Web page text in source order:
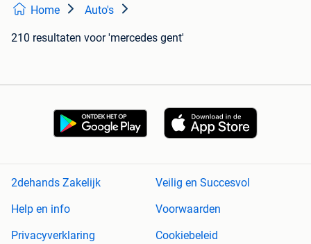
Home Auto's
210 resultaten voor 'mercedes gent'
2dehands Zakelijk
Veilig en Succesvol
Help en info
Voorwaarden
Privacyverklaring
Cookiebeleid